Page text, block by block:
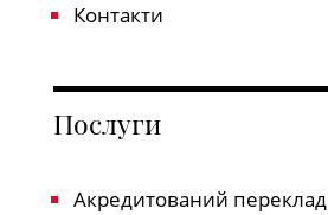
Контакти
Послуги
Акредитований переклад